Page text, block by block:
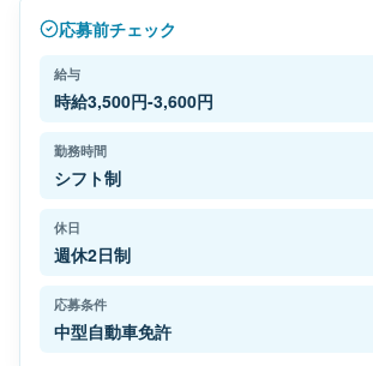
応募前チェック
給与
時給3,500円-3,600円
勤務時間
シフト制
休日
週休2日制
応募条件
中型自動車免許